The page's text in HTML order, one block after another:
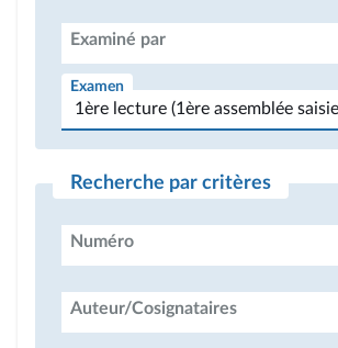
Examiné par
Examen
Recherche par critères
Numéro
Auteur/Cosignataires